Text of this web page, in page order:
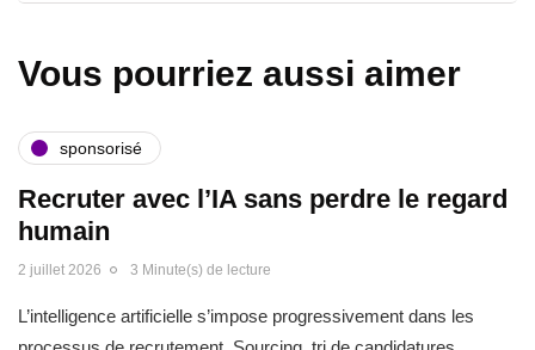
Vous pourriez aussi aimer
sponsorisé
Recruter avec l’IA sans perdre le regard
humain
2 juillet 2026 3 Minute(s) de lecture
L’intelligence artificielle s’impose progressivement dans les